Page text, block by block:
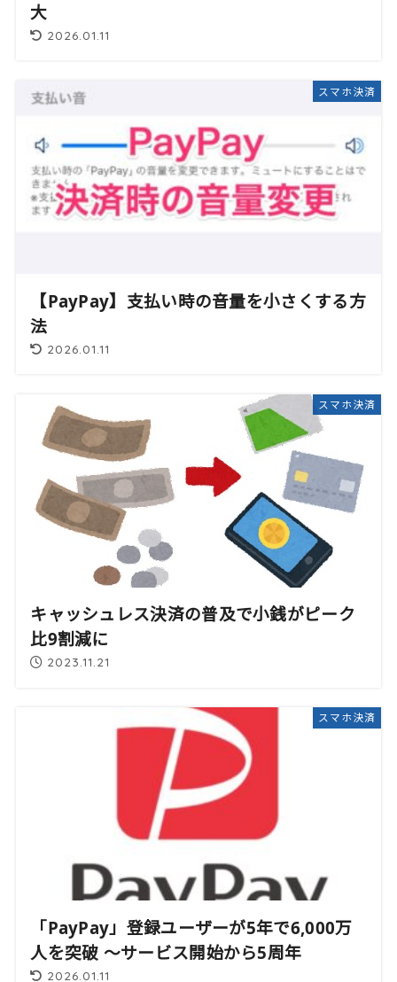
大
2026.01.11
スマホ決済
【PayPay】支払い時の音量を小さくする方
法
2026.01.11
スマホ決済
キャッシュレス決済の普及で小銭がピーク
比9割減に
2023.11.21
スマホ決済
「PayPay」登録ユーザーが5年で6,000万
人を突破 〜サービス開始から5周年
2026.01.11